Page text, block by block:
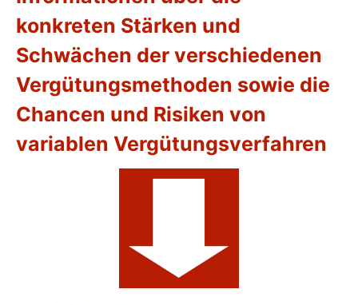
konkreten Stärken und
Schwächen der verschiedenen
Vergütungsmethoden sowie die
Chancen und Risiken von
variablen Vergütungsverfahren